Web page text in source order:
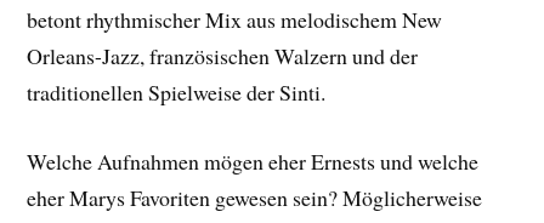
betont rhythmischer Mix aus melodischem New
Orleans-Jazz, französischen Walzern und der
traditionellen Spielweise der Sinti.
Welche Aufnahmen mögen eher Ernests und welche
eher Marys Favoriten gewesen sein? Möglicherweise